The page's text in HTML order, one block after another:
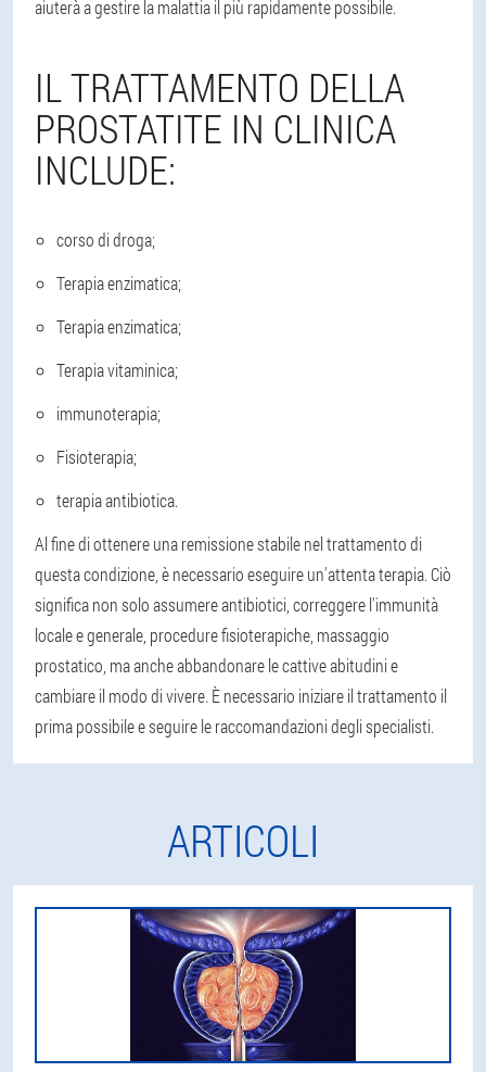
aiuterà a gestire la malattia il più rapidamente possibile.
IL TRATTAMENTO DELLA
PROSTATITE IN CLINICA
INCLUDE:
corso di droga;
Terapia enzimatica;
Terapia enzimatica;
Terapia vitaminica;
immunoterapia;
Fisioterapia;
terapia antibiotica.
Al fine di ottenere una remissione stabile nel trattamento di
questa condizione, è necessario eseguire un'attenta terapia. Ciò
significa non solo assumere antibiotici, correggere l'immunità
locale e generale, procedure fisioterapiche, massaggio
prostatico, ma anche abbandonare le cattive abitudini e
cambiare il modo di vivere. È necessario iniziare il trattamento il
prima possibile e seguire le raccomandazioni degli specialisti.
ARTICOLI